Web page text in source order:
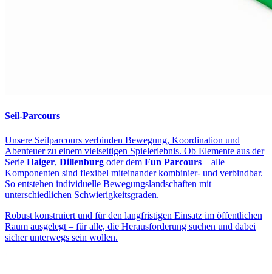
Seil-Parcours
Unsere Seilparcours verbinden Bewegung, Koordination und
Abenteuer zu einem vielseitigen Spielerlebnis. Ob Elemente aus der
Serie Haiger, Dillenburg oder dem Fun Parcours – alle
Komponenten sind flexibel miteinander kombinier- und verbindbar.
So entstehen individuelle Bewegungslandschaften mit
unterschiedlichen Schwierigkeitsgraden.
Robust konstruiert und für den langfristigen Einsatz im öffentlichen
Raum ausgelegt – für alle, die Herausforderung suchen und dabei
sicher unterwegs sein wollen.